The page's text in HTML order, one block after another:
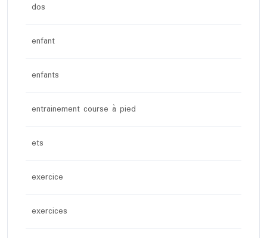
dos
enfant
enfants
entrainement course à pied
ets
exercice
exercices